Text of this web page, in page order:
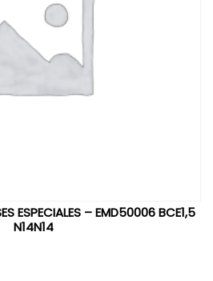
ESPECIALES – EMD50006 BCE1,5
N14N14